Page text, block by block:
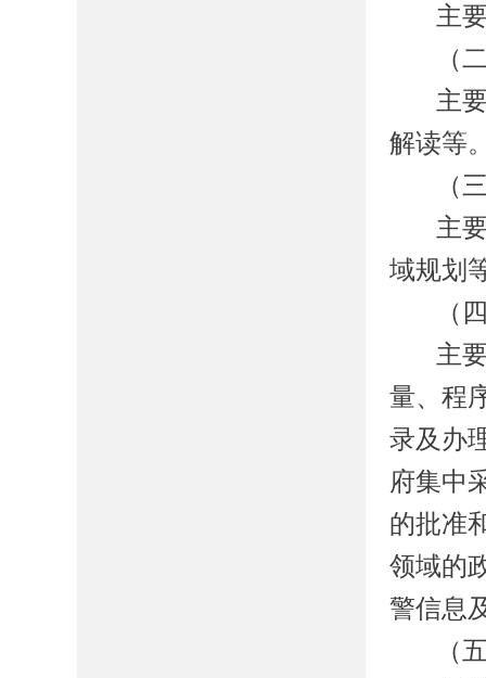
主
（
主
解读等
（
主
域规划
（
主
量、程
录及办
府集中
的批准
领域的
警信息
（